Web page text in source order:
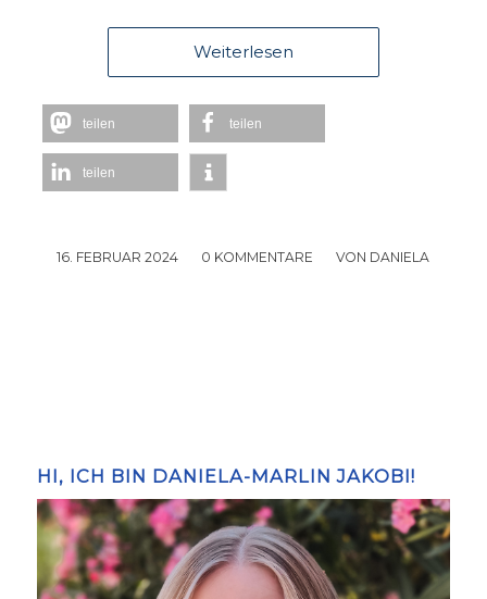
Weiterlesen
teilen teilen
teilen
16. FEBRUAR 2024
/ 0 KOMMENTARE
/ VON DANIELA
HI, ICH BIN DANIELA-MARLIN JAKOBI!